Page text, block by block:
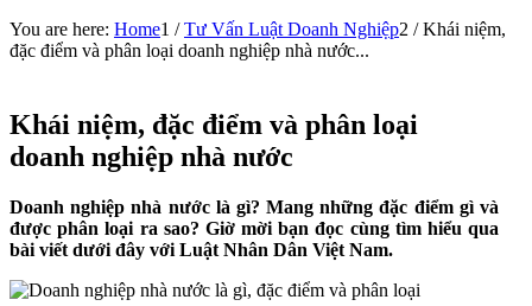
You are here: Home1 / Tư Vấn Luật Doanh Nghiệp2 / Khái niệm,
đặc điểm và phân loại doanh nghiệp nhà nước...
Khái niệm, đặc điểm và phân loại
doanh nghiệp nhà nước
Doanh nghiệp nhà nước là gì? Mang những đặc điểm gì và
được phân loại ra sao? Giờ mời bạn đọc cùng tìm hiểu qua
bài viết dưới đây với Luật Nhân Dân Việt Nam.